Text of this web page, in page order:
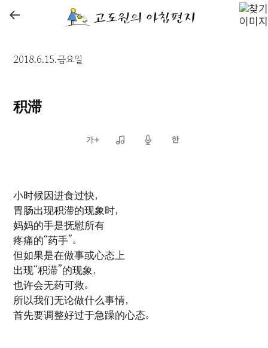
←
2018.6.15.금요일
积滞
小时候因进食过快，
胃肠出现积滞的现象时，
妈妈的手是抚慰所有
疼痛的“药手”。
但如果是在做事或心态上
出现“积滞”的现象，
也许会无药可救。
所以我们无论做什么事情，
首先要调整好过于急躁的心态。